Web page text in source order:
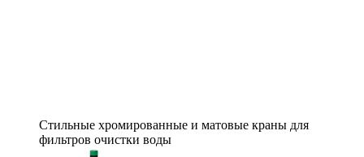
Стильные хромированные и матовые краны для
фильтров очистки воды